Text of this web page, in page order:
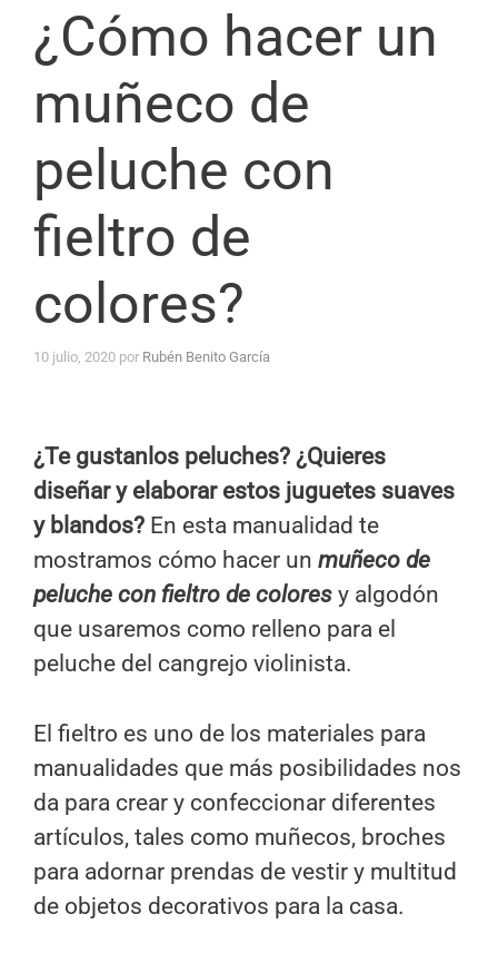
¿Cómo hacer un
muñeco de
peluche con
fieltro de
colores?
10 julio, 2020 por Rubén Benito García
¿Te gustanlos peluches? ¿Quieres
diseñar y elaborar estos juguetes suaves
y blandos? En esta manualidad te
mostramos cómo hacer un muñeco de
peluche con fieltro de colores y algodón
que usaremos como relleno para el
peluche del cangrejo violinista.
El fieltro es uno de los materiales para
manualidades que más posibilidades nos
da para crear y confeccionar diferentes
artículos, tales como muñecos, broches
para adornar prendas de vestir y multitud
de objetos decorativos para la casa.